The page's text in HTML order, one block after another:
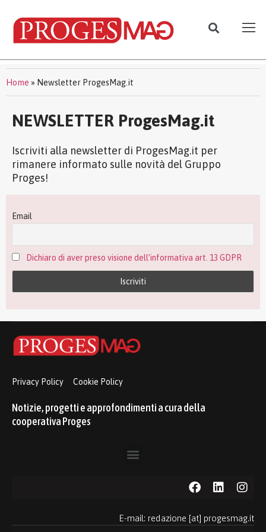
Home » Newsletter ProgesMag.it
NEWSLETTER ProgesMag.it
Iscriviti alla newsletter di ProgesMag.it per
rimanere informato sulle novità del Gruppo
Proges!
Email
Dichiaro di aver preso visione dell’informativa art. 13 GDPR
Privacy Policy Cookie Policy
Notizie, progetti e approfondimenti a cura della
cooperativa Proges
E-mail: redazione [at] progesmag.it